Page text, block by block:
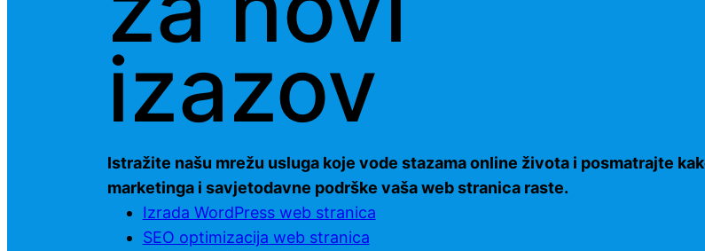
izazov
Istražite našu mrežu usluga koje vode stazama online života i posmatrajte
marketinga i savjetodavne podrške vaša web stranica raste.
Izrada WordPress web stranica
SEO optimizacija web stranica